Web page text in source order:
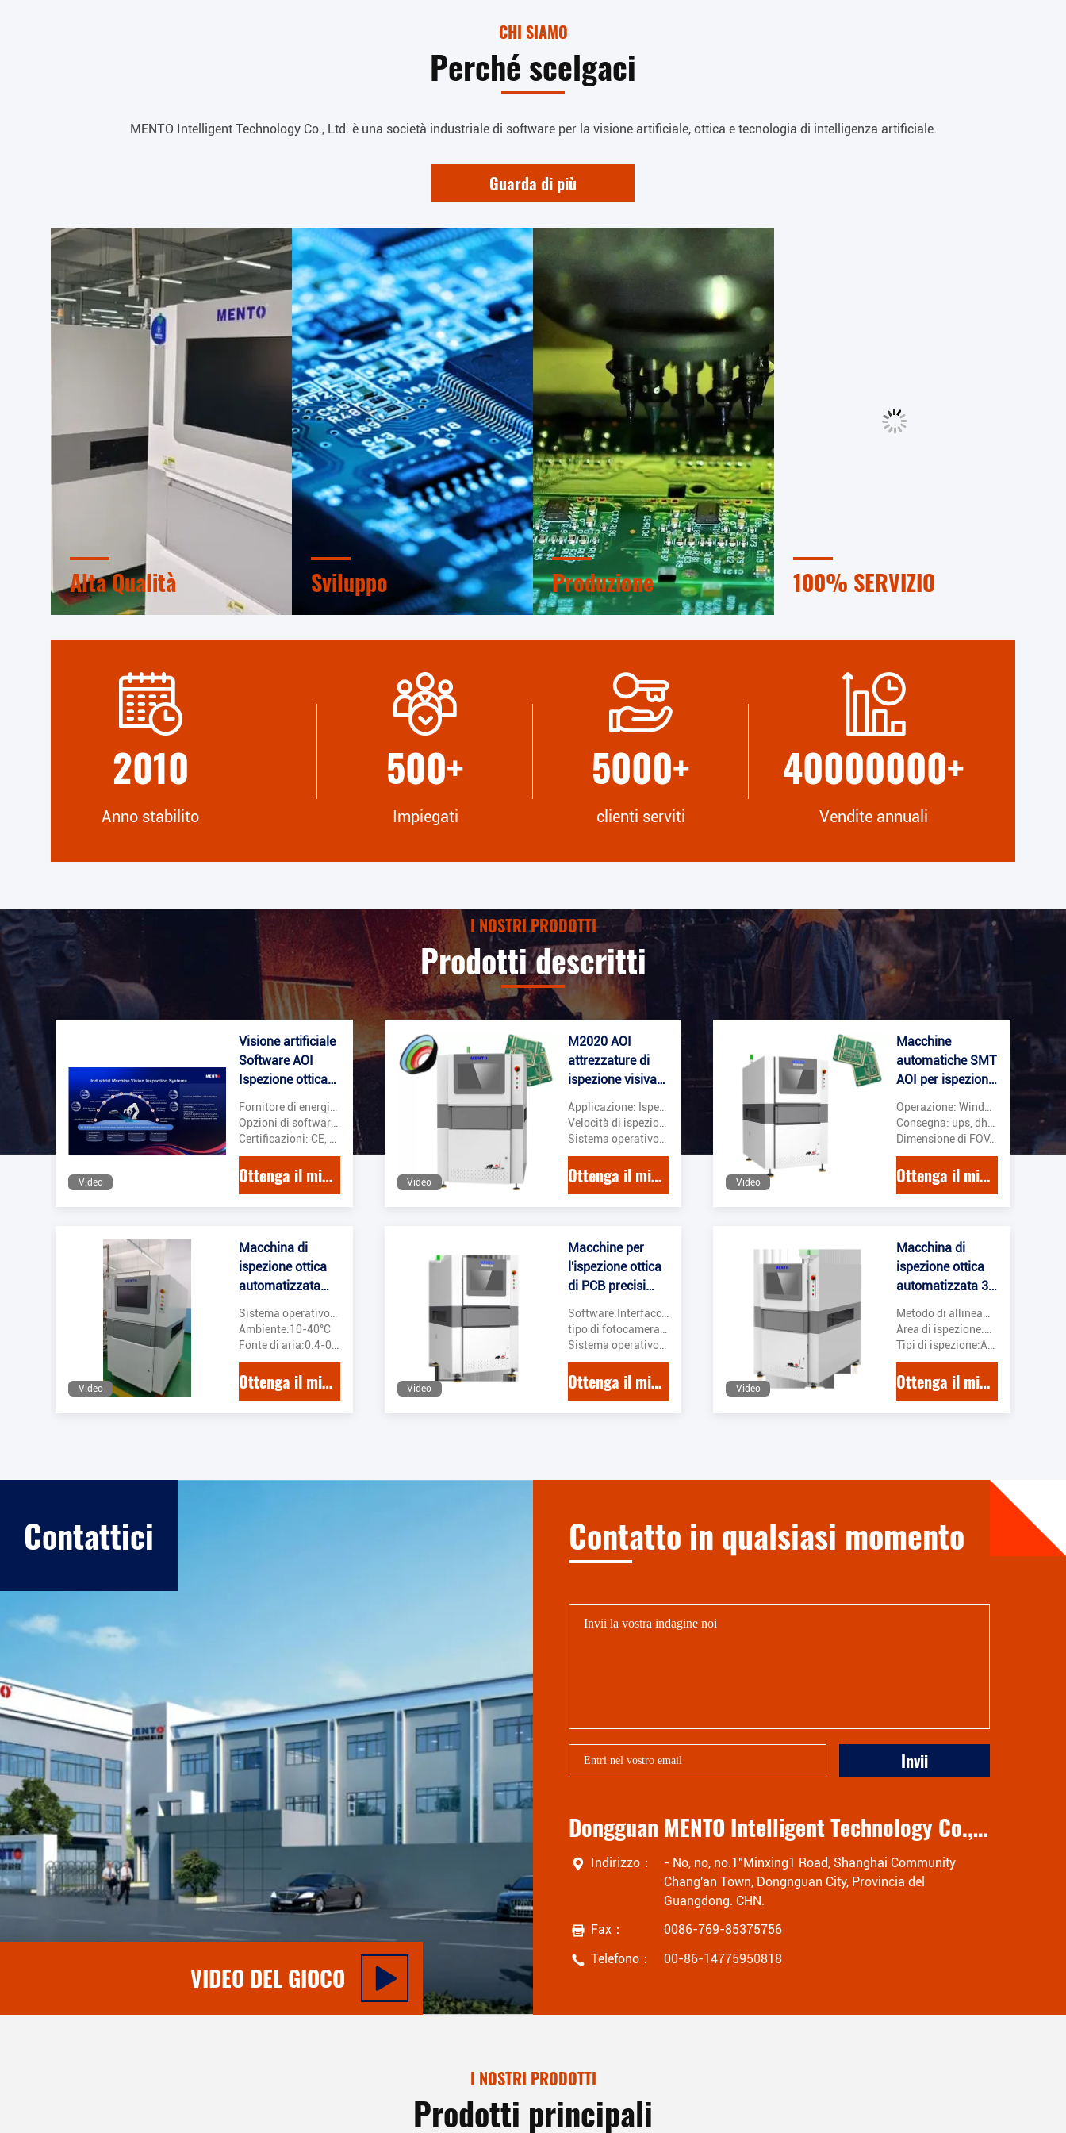
CHI SIAMO
Perché scelgaci
MENTO Intelligent Technology Co., Ltd. è una società industriale di software per la visione artificiale, ottica e tecnologia di intelligenza artificiale.
Guarda di più
Alta Qualità
credito, RoSH e valutazione della
azienda ha un rigoroso sistema di
controllo della qualità e un
laboratorio di prova professionale.
Sviluppo
professionale e laboratorio di
collaborare per sviluppare i prodotti
di cui avete bisogno.
Produzione
sistema di controllo rigoroso.
elettrici oltre la vostra richiesta.
100% SERVIZIO
piccole dimensioni, FOB, CIF, DDU e
soluzione migliore per tutte le
vostre preoccupazioni.
2010
Anno stabilito
500+
Impiegati
5000+
clienti serviti
40000000+
Vendite annuali
I NOSTRI PRODOTTI
Prodotti descritti
Video
Visione artificiale
Software AOI
Ispezione ottica
automatizzata
Ottenga il migliore prezzo Video
M2020 AOI
attrezzature di
ispezione visiva
automatizzata in
SMT
Applicazione: Ispezione dei PCB
Velocità di ispezione: Fino a 25 cm2/s
Sistema operativo: Finestre
Ottenga il migliore prezzo Video
Macchine
automatiche SMT
AOI per ispezioni
visive precise
ODM
Dimensione di FOV: 42mmx42mm 56mmx56mm
Ottenga il migliore prezzo
Video
Macchina di
ispezione ottica
automatizzata
della pasta di
saldatura SMT
Pick And Place
Ambiente:10-40°C
Ottenga il migliore prezzo Video
Macchine per
l'ispezione ottica
di PCB precisi
Equipaggiamenti
automatici AOI
Software:Interfaccia utente intuitiva
Sistema operativo:Windows 10
Ottenga il migliore prezzo Video
Macchina di
ispezione ottica
automatizzata 3D
AOI Sistema
Windows 10
Ottenga il migliore prezzo
Contattici
VIDEO DEL GIOCO
Contatto in qualsiasi momento
Invii
Dongguan MENTO Intelligent Technology Co., Ltd.
Indirizzo：
- No, no, no.1"Minxing1 Road, Shanghai Community
Chang'an Town, Dongnguan City, Provincia del
Guangdong. CHN.
Fax：
0086-769-85375756
Telefono：
00-86-14775950818
I NOSTRI PRODOTTI
Prodotti principali